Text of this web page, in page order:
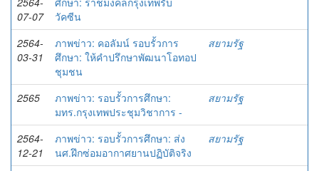
07-07
วัคซีน
2564-
03-31
ภาพข่าว: คอลัมน์ รอบรั้วการ
ศึกษา: ให้คำปรึกษาพัฒนาโอทอป
ชุมชน
สยามรัฐ
2565
ภาพข่าว: รอบรั้วการศึกษา:
มทร.กรุงเทพประชุมวิชาการ -
สยามรัฐ
2564-
12-21
ภาพข่าว: รอบรั้วการศึกษา: ส่ง
นศ.ฝึกซ่อมอากาศยานปฏิบัติจริง
สยามรัฐ